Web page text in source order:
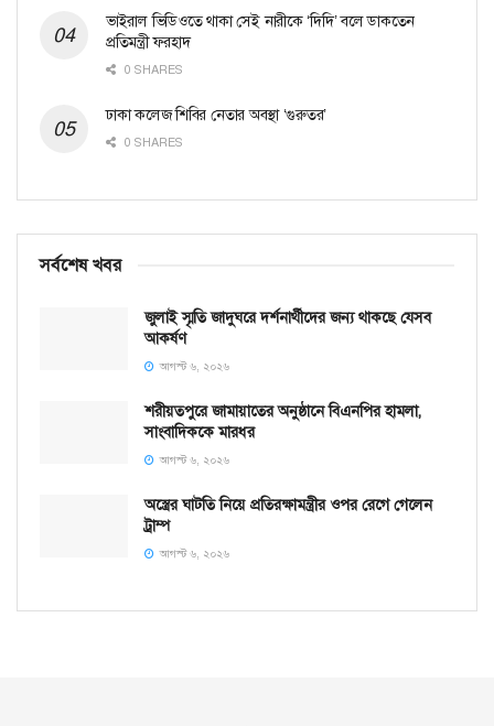
ভাইরাল ভিডিওতে থাকা সেই নারীকে ‘দিদি’ বলে ডাকতেন
প্রতিমন্ত্রী ফরহাদ
0 SHARES
ঢাকা কলেজ শিবির নেতার অবস্থা ‘গুরুতর’
0 SHARES
সর্বশেষ খবর
জুলাই স্মৃতি জাদুঘরে দর্শনার্থীদের জন্য থাকছে যেসব
আকর্ষণ
আগস্ট ৬, ২০২৬
শরীয়তপুরে জামায়াতের অনুষ্ঠানে বিএনপির হামলা,
সাংবাদিককে মারধর
আগস্ট ৬, ২০২৬
অস্ত্রের ঘাটতি নিয়ে প্রতিরক্ষামন্ত্রীর ওপর রেগে গেলেন
ট্রাম্প
আগস্ট ৬, ২০২৬